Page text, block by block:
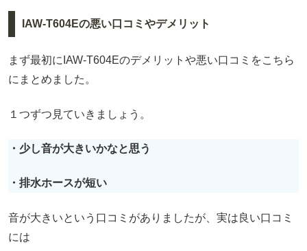
IAW-T604Eの悪い口コミやデメリット
まず最初にIAW-T604Eのデメリットや悪い口コミをこちら
にまとめました。
１つずつ見ていきましょう。
・少し音が大きいかなと思う
・排水ホースが短い
音が大きいという口コミがありましたが、実は良い口コミ
には